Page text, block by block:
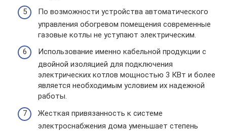
По возможности устройства автоматического
управления обогревом помещения современные
газовые котлы не уступают электрическим.
Использование именно кабельной продукции с
двойной изоляцией для подключения
электрических котлов мощностью 3 КВт и более
является необходимым условием их надежной
работы.
Жесткая привязанность к системе
электроснабжения дома уменьшает степень